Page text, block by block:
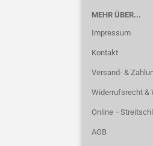
MEHR ÜBER...
Impressum
Kontakt
Versand- &
Widerrufsrecht &
Online
AGB